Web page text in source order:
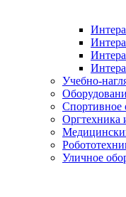
Учебно-
Спортивное
Оргтехника
Уличное